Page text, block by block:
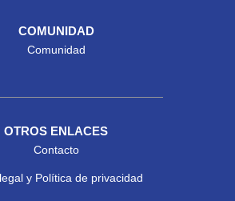
COMUNIDAD
Comunidad
OTROS ENLACES
Contacto
y Política de privacidad